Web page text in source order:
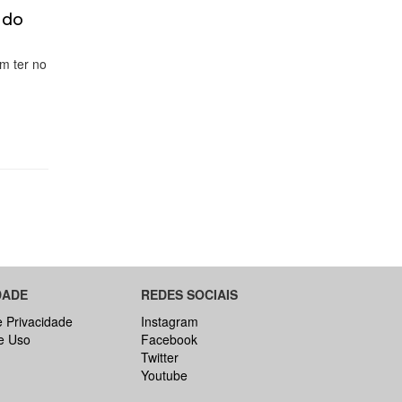
ter no
Privacidade
Uso
REDES SOCIAIS
Instagram
Facebook
Twitter
Youtube